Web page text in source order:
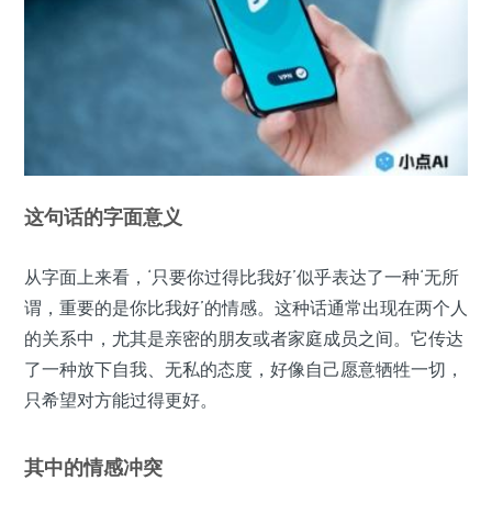
这句话的字面意义
从字面上来看，‘只要你过得比我好’似乎表达了一种‘无所
谓，重要的是你比我好’的情感。这种话通常出现在两个人
的关系中，尤其是亲密的朋友或者家庭成员之间。它传达
了一种放下自我、无私的态度，好像自己愿意牺牲一切，
只希望对方能过得更好。
其中的情感冲突